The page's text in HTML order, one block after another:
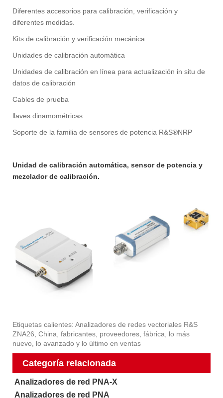
Diferentes accesorios para calibración, verificación y
diferentes medidas.
Kits de calibración y verificación mecánica
Unidades de calibración automática
Unidades de calibración en línea para actualización in situ de
datos de calibración
Cables de prueba
llaves dinamométricas
Soporte de la familia de sensores de potencia R&S®NRP
Unidad de calibración automática, sensor de potencia y
mezclador de calibración.
Etiquetas calientes: Analizadores de redes vectoriales R&S
ZNA26, China, fabricantes, proveedores, fábrica, lo más
nuevo, lo avanzado y lo último en ventas
Categoría relacionada
Analizadores de red PNA-X
Analizadores de red PNA